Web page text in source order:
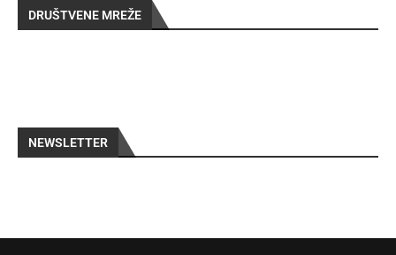
DRUŠTVENE MREŽE
NEWSLETTER